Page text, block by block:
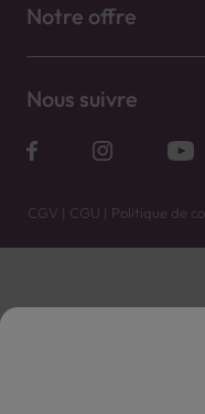
Notre offre
Nous suivre
CGV | CGU | Politique de
Vente uniquement en caves.
L'ABUS D'ALCOOL EST